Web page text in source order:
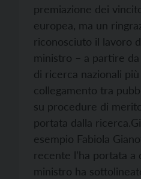
premiazione dei
europea, ma un
riconosciuto il lavoro
ministro – a partire
di ricerca nazionali
collegamento tra
su procedure di
portata dalla ricerca.
esempio Fabiola
recente l’ha portata
ministro ha